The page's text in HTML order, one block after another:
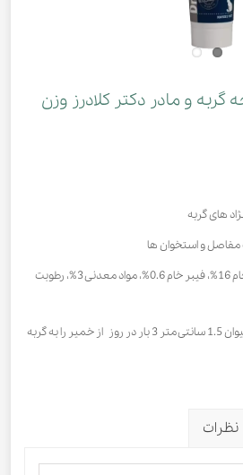
و مادر دکتر کلادرز وزن
های گربه
مفاصل و استخوان ها
پروتئین خام 15%، چربی خام 16%، فیبر خام 0.6%، مواد معدنی 3%، رطوبت
به ازای هر 5-6 کیلوگرم وزن بدن حیوان 1.5 سانتی متر 3 بار در روز از خمیر را به گربه
نظرات